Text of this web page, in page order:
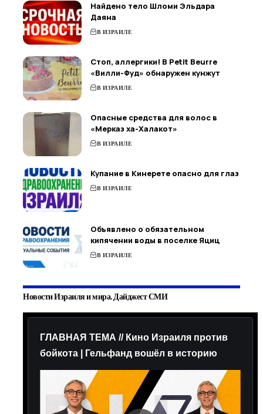
Найдено тело Шломи Эльдара
Даяна
В ИЗРАИЛЕ
Стоп, аллергики! В Petit Beurre
«Вилли-Фуд» обнаружен кунжут
В ИЗРАИЛЕ
Опасные средства для волос в
«Мерказ ха-Халакот»
В ИЗРАИЛЕ
Купание в Кинерете опасно для глаз
В ИЗРАИЛЕ
Объявлено о обязательном
кипячении воды в поселке Яциц
В ИЗРАИЛЕ
Новости Израиля и мира. Дайджест СМИ